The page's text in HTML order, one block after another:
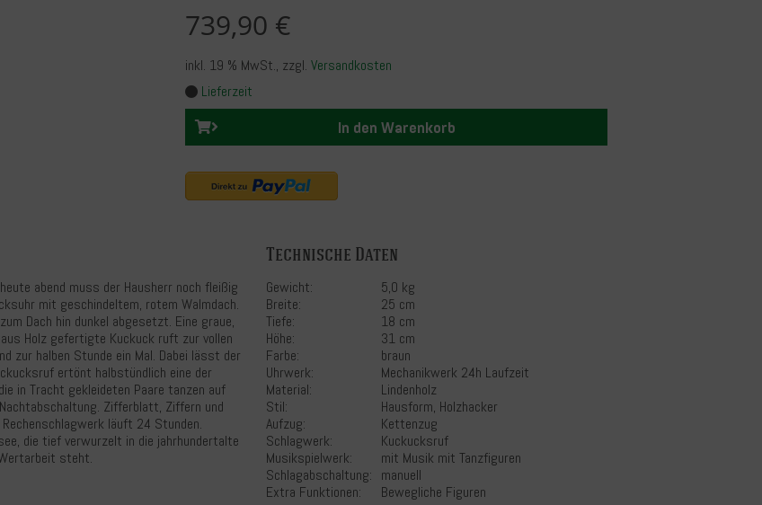
739,90 €
inkl. 19 % MwSt., zzgl. Versandkosten
Lieferzeit
In den Warenkorb
abend muss der Hausherr noch fleißig
mit geschindeltem, rotem Walmdach.
Dach hin dunkel abgesetzt. Eine graue,
Holz gefertigte Kuckuck ruft zur vollen
zur halben Stunde ein Mal. Dabei lässt der
ertönt halbstündlich eine der
in Tracht gekleideten Paare tanzen auf
Zifferblatt, Ziffern und
läuft 24 Stunden.
die tief verwurzelt in die jahrhundertalte
steht.
Technische Daten
Gewicht:
5,0 kg
Breite:
25 cm
Tiefe:
18 cm
Höhe:
31 cm
Farbe:
braun
Uhrwerk:
Mechanikwerk 24h Laufzeit
Material:
Lindenholz
Stil:
Hausform, Holzhacker
Aufzug:
Kettenzug
Schlagwerk:
Kuckucksruf
Musikspielwerk:
mit Musik mit Tanzfiguren
Schlagabschaltung:
manuell
Extra Funktionen:
Bewegliche Figuren